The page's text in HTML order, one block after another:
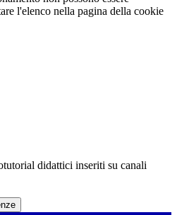
l'elenco nella pagina della cookie
didattici inseriti su canali